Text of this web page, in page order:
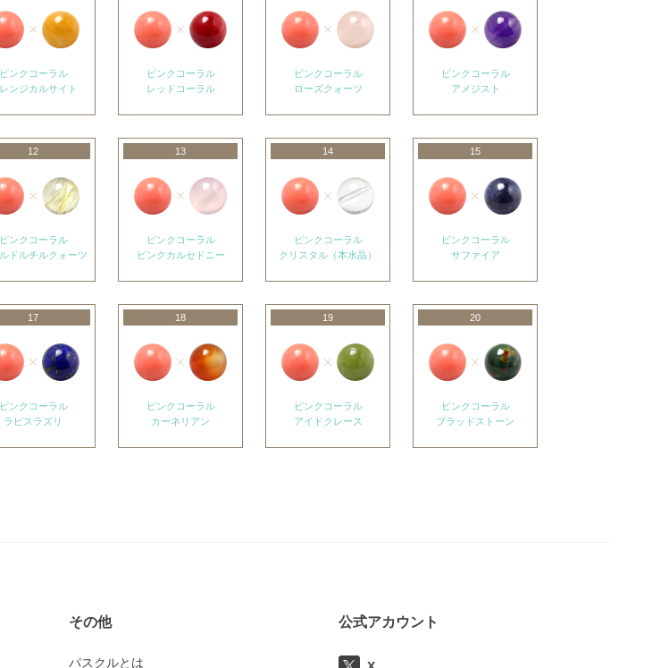
ピンクコーラル
ンジカルサイト
ピンクコーラル
レッドコーラル
ピンクコーラル
ローズクォーツ
ピンクコーラル
アメジスト
12
ピンクコーラル
ドルチルクォーツ
13
ピンクコーラル
ピンクカルセドニー
14
ピンクコーラル
クリスタル（本水晶）
15
ピンクコーラル
サファイア
17
ピンクコーラル
ラピスラズリ
18
ピンクコーラル
カーネリアン
19
ピンクコーラル
アイドクレース
20
ピンクコーラル
ブラッドストーン
その他
パスクルとは
公式アカウント